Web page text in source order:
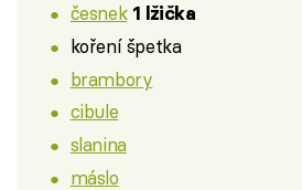
česnek 1 lžička
koření špetka
brambory
cibule
slanina
máslo